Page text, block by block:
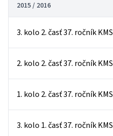
2015 / 2016
3. kolo 2. časť 37. ročník KMS
2. kolo 2. časť 37. ročník KMS
1. kolo 2. časť 37. ročník KMS
3. kolo 1. časť 37. ročník KMS